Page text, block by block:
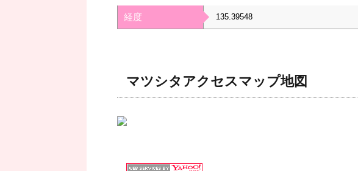
経度 135.39548
マツシタアクセスマップ地図